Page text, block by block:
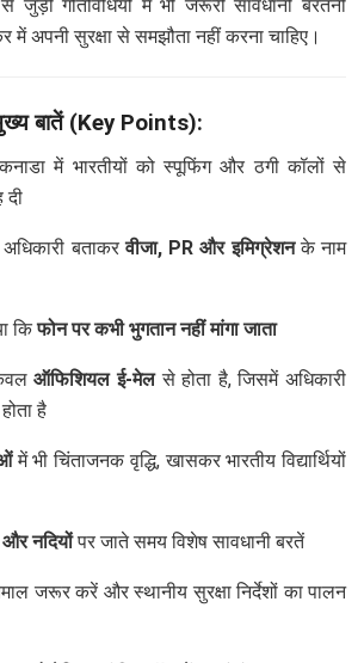
जुड़ी गतिविधियों में भी जरूरी सावधानी बरतनी
में अपनी सुरक्षा से समझौता नहीं करना चाहिए।
बातें (Key Points):
में भारतीयों को स्पूफिंग और ठगी कॉलों से
दी
बताकरवीजा, PR और इमिग्रेशनके नाम
किफोन पर कभी भुगतान नहीं मांगा जाता
ऑफिशियल ई-मेलसे होता है, जिसमें अधिकारी
है
में भी चिंताजनक वृद्धि, खासकर भारतीय विद्यार्थियों
नदियोंपर जाते समय विशेष सावधानी बरतें
जरूर करें और स्थानीय सुरक्षा निर्देशों का पालन